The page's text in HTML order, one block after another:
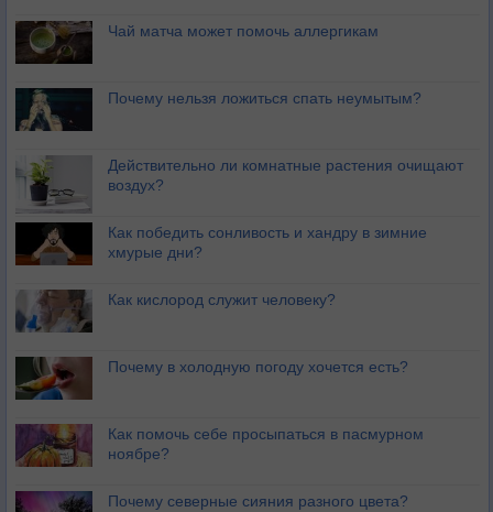
Чай матча может помочь аллергикам
Почему нельзя ложиться спать неумытым?
Действительно ли комнатные растения очищают
воздух?
Как победить сонливость и хандру в зимние
хмурые дни?
Как кислород служит человеку?
Почему в холодную погоду хочется есть?
Как помочь себе просыпаться в пасмурном
ноябре?
Почему северные сияния разного цвета?